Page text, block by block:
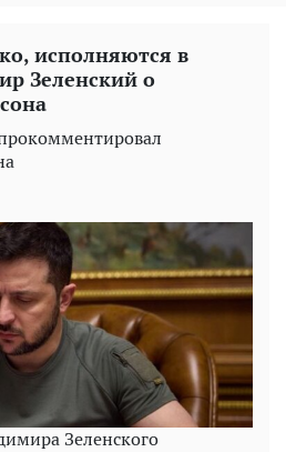
исполняются в
Зеленский о
Зеленского